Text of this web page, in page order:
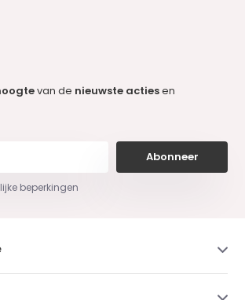
van de nieuwste actiesen
Abonneer
beperkingen